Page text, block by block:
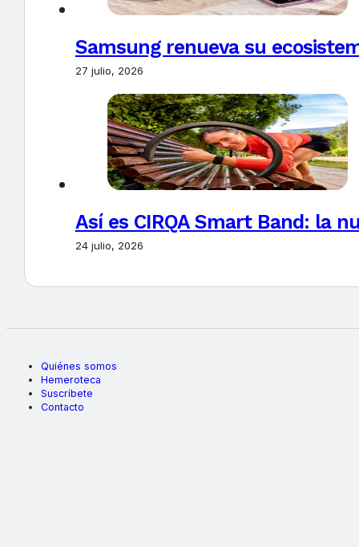
Samsung renueva su
27 julio, 2026
Así es CIRQA Smart Band: la
24 julio, 2026
Quiénes somos
Hemeroteca
Suscríbete
Contacto